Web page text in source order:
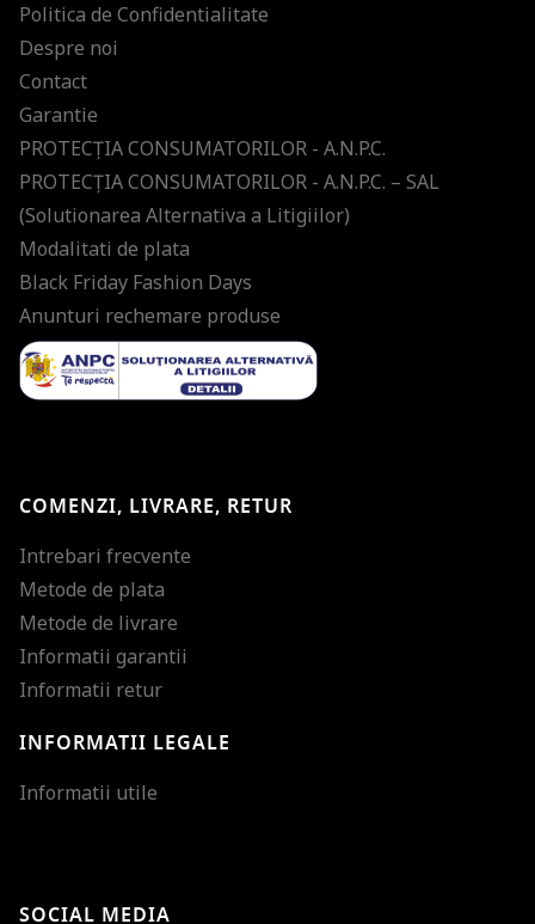
Politica de Confidentialitate
Despre noi
Contact
Garantie
PROTECŢIA CONSUMATORILOR - A.N.P.C.
PROTECŢIA CONSUMATORILOR - A.N.P.C. – SAL
(Solutionarea Alternativa a Litigiilor)
Modalitati de plata
Black Friday Fashion Days
Anunturi rechemare produse
COMENZI, LIVRARE, RETUR
Intrebari frecvente
Metode de plata
Metode de livrare
Informatii garantii
Informatii retur
INFORMATII LEGALE
Informatii utile
SOCIAL MEDIA